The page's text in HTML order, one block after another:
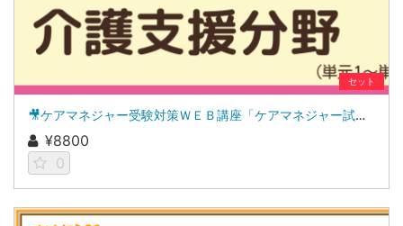
セット
🎥ケアマネジャー受験対策ＷＥＢ講座「ケアマネジャー試験ナビ２０２６」介護支援分野
¥8800
0